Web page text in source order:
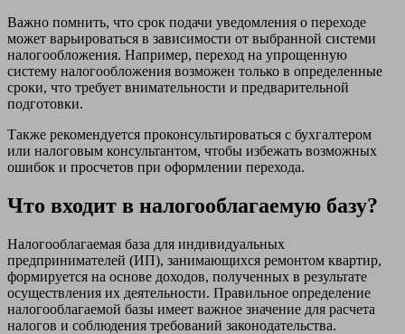
Важно помнить, что срок подачи уведомления о переходе
может варьироваться в зависимости от выбранной системи
налогообложения. Например, переход на упрощенную
систему налогообложения возможен только в определенные
сроки, что требует внимательности и предварительной
подготовки.
Также рекомендуется проконсультироваться с бухгалтером
или налоговым консультантом, чтобы избежать возможных
ошибок и просчетов при оформлении перехода.
Что входит в налогооблагаемую базу?
Налогооблагаемая база для индивидуальных
предпринимателей (ИП), занимающихся ремонтом квартир,
формируется на основе доходов, полученных в результате
осуществления их деятельности. Правильное определение
налогооблагаемой базы имеет важное значение для расчета
налогов и соблюдения требований законодательства.